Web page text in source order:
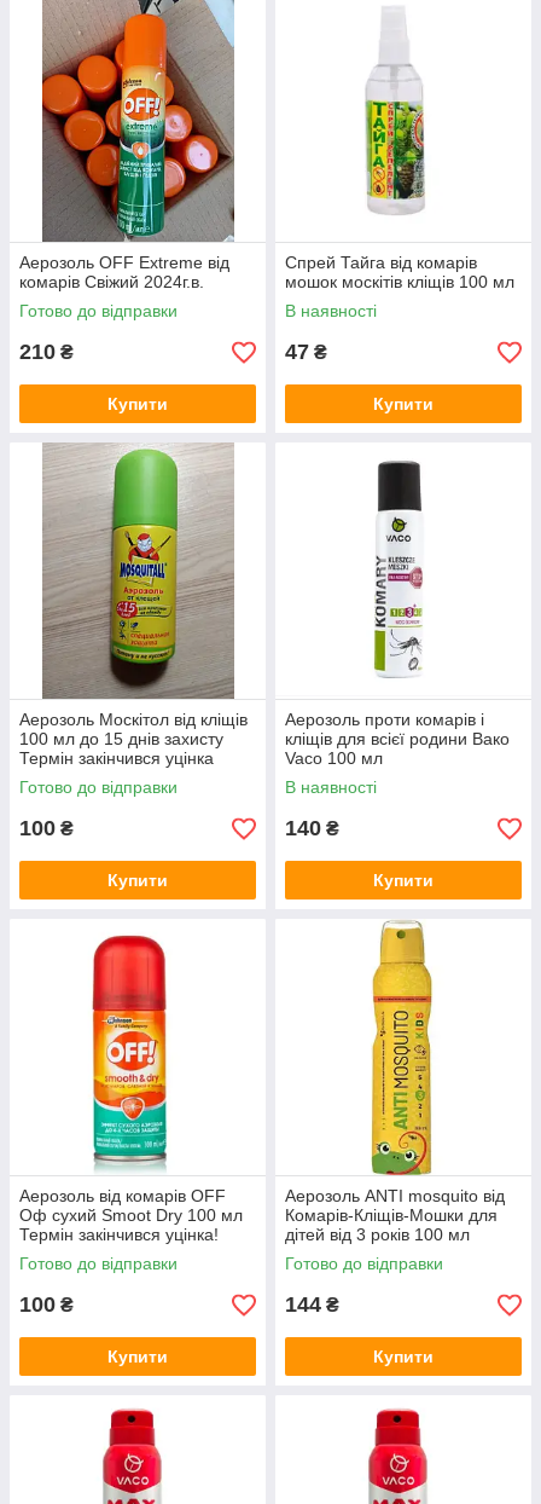
Аерозоль OFF Extreme від
комарів Свіжий 2024г.в.
Готово до відправки
210 ₴
Купити
Спрей Тайга від комарів
мошок москітів кліщів 100 мл
В наявності
47 ₴
Купити
Аерозоль Москітол від кліщів
100 мл до 15 днів захисту
Термін закінчився уцінка
Готово до відправки
100 ₴
Купити
Аерозоль проти комарів і
кліщів для всієї родини Вако
Vaco 100 мл
В наявності
140 ₴
Купити
Аерозоль від комарів OFF
Оф сухий Smoot Dry 100 мл
Термін закінчився уцінка!
Готово до відправки
100 ₴
Купити
Аерозоль ANTI mosquito від
Комарів-Кліщів-Мошки для
дітей від 3 років 100 мл
Готово до відправки
144 ₴
Купити